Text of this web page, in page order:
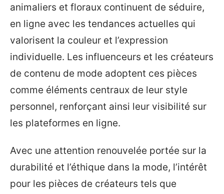
animaliers et floraux continuent de séduire,
en ligne avec les tendances actuelles qui
valorisent la couleur et l’expression
individuelle. Les influenceurs et les créateurs
de contenu de mode adoptent ces pièces
comme éléments centraux de leur style
personnel, renforçant ainsi leur visibilité sur
les plateformes en ligne.
Avec une attention renouvelée portée sur la
durabilité et l’éthique dans la mode, l’intérêt
pour les pièces de créateurs tels que